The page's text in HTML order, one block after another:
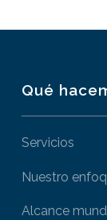
Qué
Servicios
Nuestro
Alcance